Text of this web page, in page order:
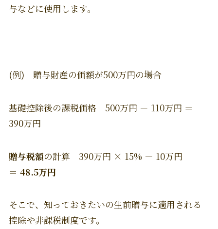
与などに使用します。
(例) 贈与財産の価額が500万円の場合
基礎控除後の課税価格 500万円 － 110万円 ＝
390万円
贈与税額の計算 390万円 × 15% － 10万円
＝ 48.5万円
そこで、知っておきたいの生前贈与に適用される
控除や非課税制度です。